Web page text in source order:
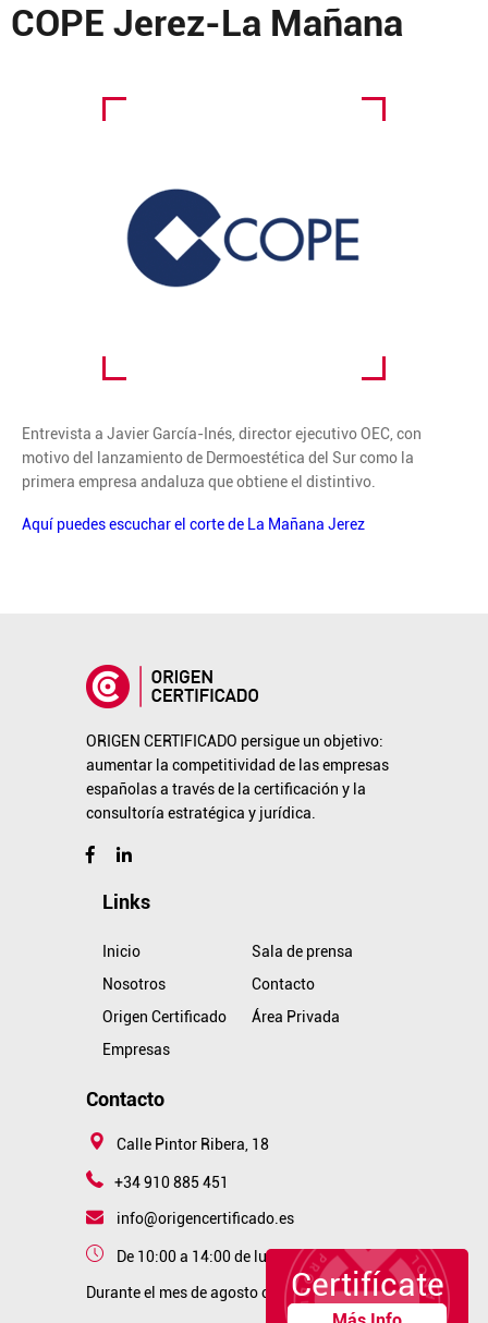
Certifícate
COPE Jerez-La Mañana
Entrevista a Javier García-Inés, director ejecutivo OEC, con
motivo del lanzamiento de Dermoestética del Sur como la
primera empresa andaluza que obtiene el distintivo.
Aquí puedes escuchar el corte de La Mañana Jerez
ORIGEN CERTIFICADO persigue un objetivo:
aumentar la competitividad de las empresas
españolas a través de la certificación y la
consultoría estratégica y jurídica.
Links
Inicio
Nosotros
Origen Certificado
Empresas
Sala de prensa
Contacto
Área Privada
Contacto
Calle Pintor Ribera, 18
+34 910 885 451
info@origencertificado.es
De 10:00 a 14:00 de lunes a viernes
Durante el mes de agosto cerramos